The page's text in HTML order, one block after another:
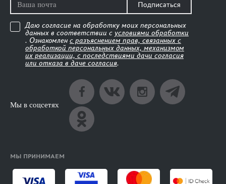
Подписаться
Даю согласие на обработку моих персональных
данных в соответствии с условиями обработки
. Ознакомлен с разъяснением прав, связанных с
обработкой персональных данных, механизмом
их реализации, с последствиями дачи согласия
или отказа в даче согласия.
Мы в соцсетях
МЫ ПРИНИМАЕМ